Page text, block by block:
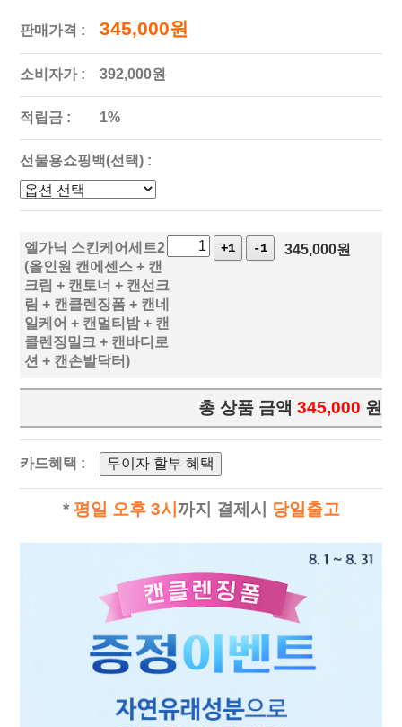
판매가격 : 345,000원
소비자가 : 392,000원
적립금 : 1%
선물용쇼핑백(선택) :
엘가닉 스킨케어세트2
(올인원 캔에센스 + 캔
크림 + 캔토너 + 캔선크
림 + 캔클렌징폼 + 캔네
일케어 + 캔멀티밤 + 캔
클렌징밀크 + 캔바디로
션 + 캔손발닥터)
+1 -1 345,000원
총 상품 금액 345,000 원
카드혜택 : 무이자 할부 혜택
* 평일 오후 3시 까지 결제시 당일출고